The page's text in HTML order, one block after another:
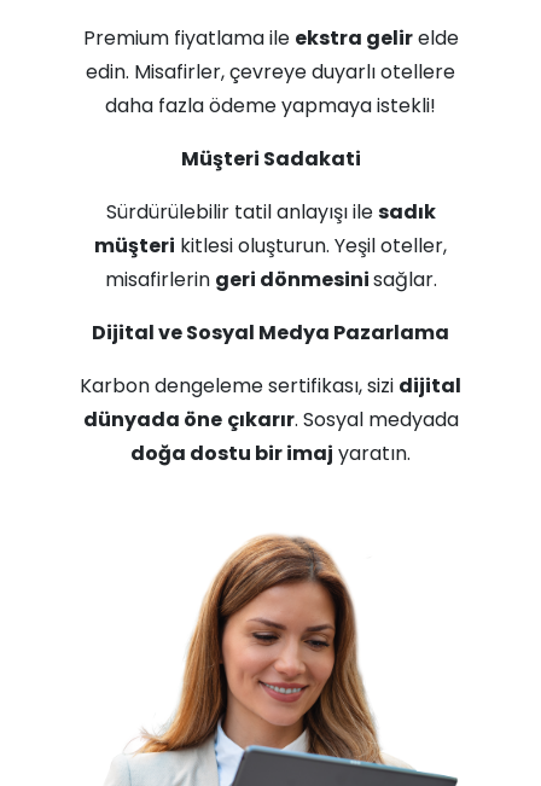
Premium fiyatlama ile ekstra gelirelde
edin. Misafirler, çevreye duyarlı otellere
daha fazla ödeme yapmaya istekli!
Müşteri Sadakati
Sürdürülebilir tatil anlayışı ilesadık
müşteri kitlesi oluşturun. Yeşil oteller,
misafirlerin geri dönmesinisağlar.
Dijital ve Sosyal Medya Pazarlama
Karbon dengeleme sertifikası, sizi dijital
dünyada öne çıkarır. Sosyal medyada
doğa dostu bir imaj yaratın.